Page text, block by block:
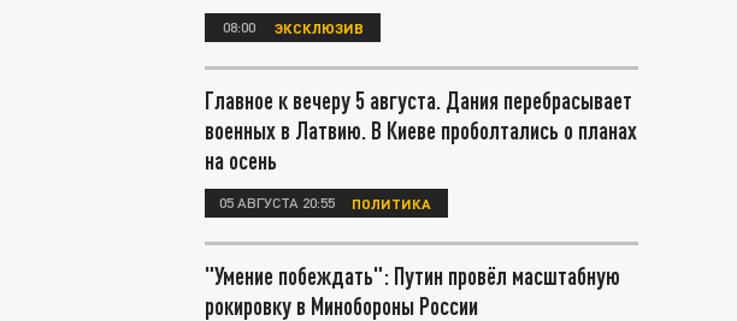
08:00 ЭКСКЛЮЗИВ
Главное к вечеру 5 августа. Дания перебрасывает
военных в Латвию. В Киеве проболтались о планах
на осень
05 АВГУСТА 20:55 ПОЛИТИКА
"Умение побеждать": Путин провёл масштабную
рокировку в Минобороны России